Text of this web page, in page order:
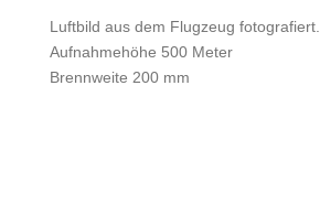
Luftbild aus dem Flugzeug fotografiert.
Aufnahmehöhe 500 Meter
Brennweite 200 mm